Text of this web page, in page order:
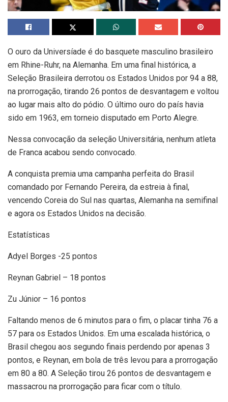
O ouro da Universíade é do basquete masculino brasileiro
em Rhine-Ruhr, na Alemanha. Em uma final histórica, a
Seleção Brasileira derrotou os Estados Unidos por 94 a 88,
na prorrogação, tirando 26 pontos de desvantagem e voltou
ao lugar mais alto do pódio. O último ouro do país havia
sido em 1963, em torneio disputado em Porto Alegre.
Nessa convocação da seleção Universitária, nenhum atleta
de Franca acabou sendo convocado.
A conquista premia uma campanha perfeita do Brasil
comandado por Fernando Pereira, da estreia à final,
vencendo Coreia do Sul nas quartas, Alemanha na semifinal
e agora os Estados Unidos na decisão.
Estatísticas
Adyel Borges -25 pontos
Reynan Gabriel – 18 pontos
Zu Júnior – 16 pontos
Faltando menos de 6 minutos para o fim, o placar tinha 76 a
57 para os Estados Unidos. Em uma escalada histórica, o
Brasil chegou aos segundo finais perdendo por apenas 3
pontos, e Reynan, em bola de três levou para a prorrogação
em 80 a 80. A Seleção tirou 26 pontos de desvantagem e
massacrou na prorrogação para ficar com o título.